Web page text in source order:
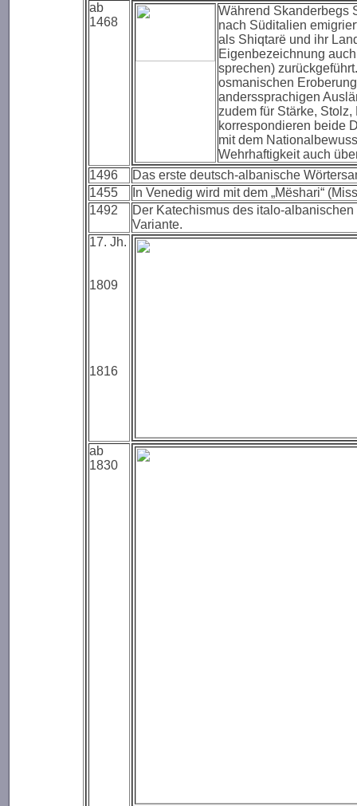
ab
1468
Während Skanderbegs
nach Süditalien
als Shiqtarë und ihr
Eigenbezeichnung
sprechen)
osmanischen
anderssprachigen
zudem für Stärke,
korrespondieren beide
mit dem
Wehrhaftigkeit auch
1496
Das erste deutsch-albanische
1455
In Venedig wird mit dem „Mëshari“
1492
Der Katechismus des italo-
Variante.
17. Jh.
1809
1816
ab
1830